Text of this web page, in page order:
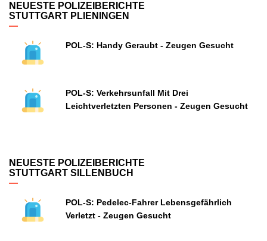
NEUESTE POLIZEIBERICHTE
STUTTGART PLIENINGEN
POL-S: Handy Geraubt - Zeugen Gesucht
POL-S: Verkehrsunfall Mit Drei
Leichtverletzten Personen - Zeugen Gesucht
NEUESTE POLIZEIBERICHTE
STUTTGART SILLENBUCH
POL-S: Pedelec-Fahrer Lebensgefährlich
Verletzt - Zeugen Gesucht